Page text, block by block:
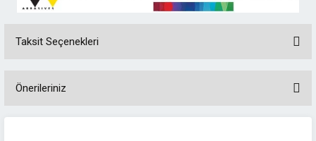
Taksit Seçenekleri
Önerileriniz